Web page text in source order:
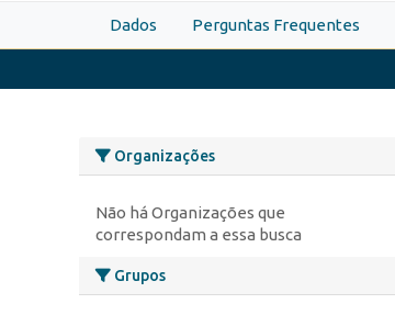
Dados Perguntas Frequentes
Organizações
Não há Organizações que
correspondam a essa busca
Grupos